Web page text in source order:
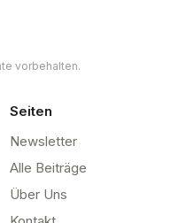
vorbehalten.
Seiten
Newsletter
Alle Beiträge
Über Uns